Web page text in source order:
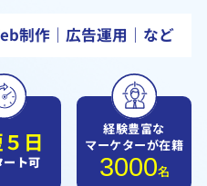
制作｜広告運用｜など
５ 日
ート可
経験豊富な
マーケターが在籍
3000名